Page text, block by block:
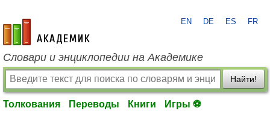
academic.ru
EN DE ES FR
Словари и энциклопедии на Академике
Найти!
Толкования Переводы Книги Игры ⚽